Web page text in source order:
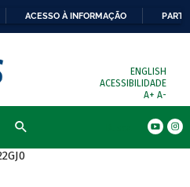
ACESSO À INFORMAÇÃO
ENGLISH
ACESSIBILIDADE
A+ A-